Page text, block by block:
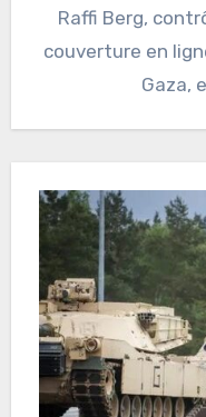
Raffi Berg,
couverture en
Gaza,